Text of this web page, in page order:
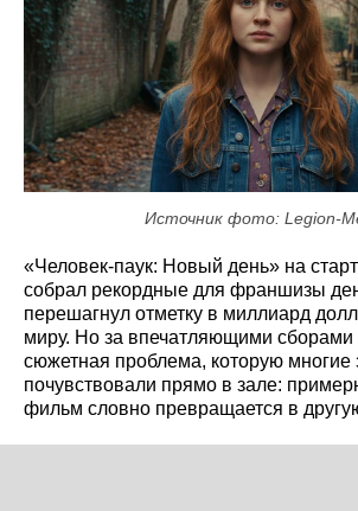
Источник фото: Legion-
«Человек-паук: Новый день» на
собрал рекордные для франшизы
перешагнул отметку в миллиард
миру. Но за впечатляющими сборами
сюжетная проблема, которую многие
почувствовали прямо в зале:
фильм словно превращается в